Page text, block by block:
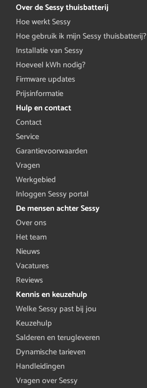
Over de Sessy thuisbatterij
Hoe werkt Sessy
Hoe gebruik ik mijn Sessy thuisbatterij?
Installatie van Sessy
Hoeveel kWh nodig?
Firmware updates
Prijsinformatie
Hulp en contact
Contact
Service
Garantievoorwaarden
Vragen
Werkgebied
Inloggen Sessy portal
De mensen achter Sessy
Over ons
Het team
Nieuws
Vacatures
Reviews
Kennis en keuzehulp
Welke Sessy past bij jou
Keuzehulp
Salderen en terugleveren
Dynamische tarieven
Handleidingen
Vragen over Sessy